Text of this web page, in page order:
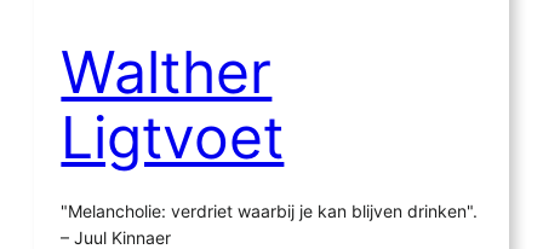
Walther
Ligtvoet
"Melancholie: verdriet waarbij je kan blijven drinken".
– Juul Kinnaer